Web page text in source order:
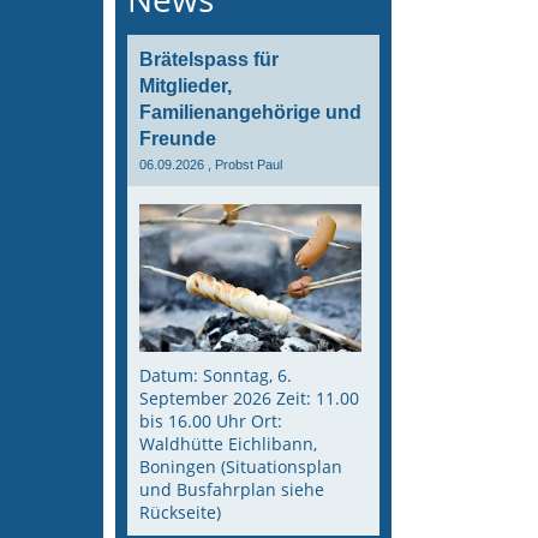
Brätelspass für
Mitglieder,
Familienangehörige und
Freunde
06.09.2026 , Probst Paul
Datum: Sonntag, 6.
September 2026 Zeit: 11.00
bis 16.00 Uhr Ort:
Waldhütte Eichlibann,
Boningen (Situationsplan
und Busfahrplan siehe
Rückseite)